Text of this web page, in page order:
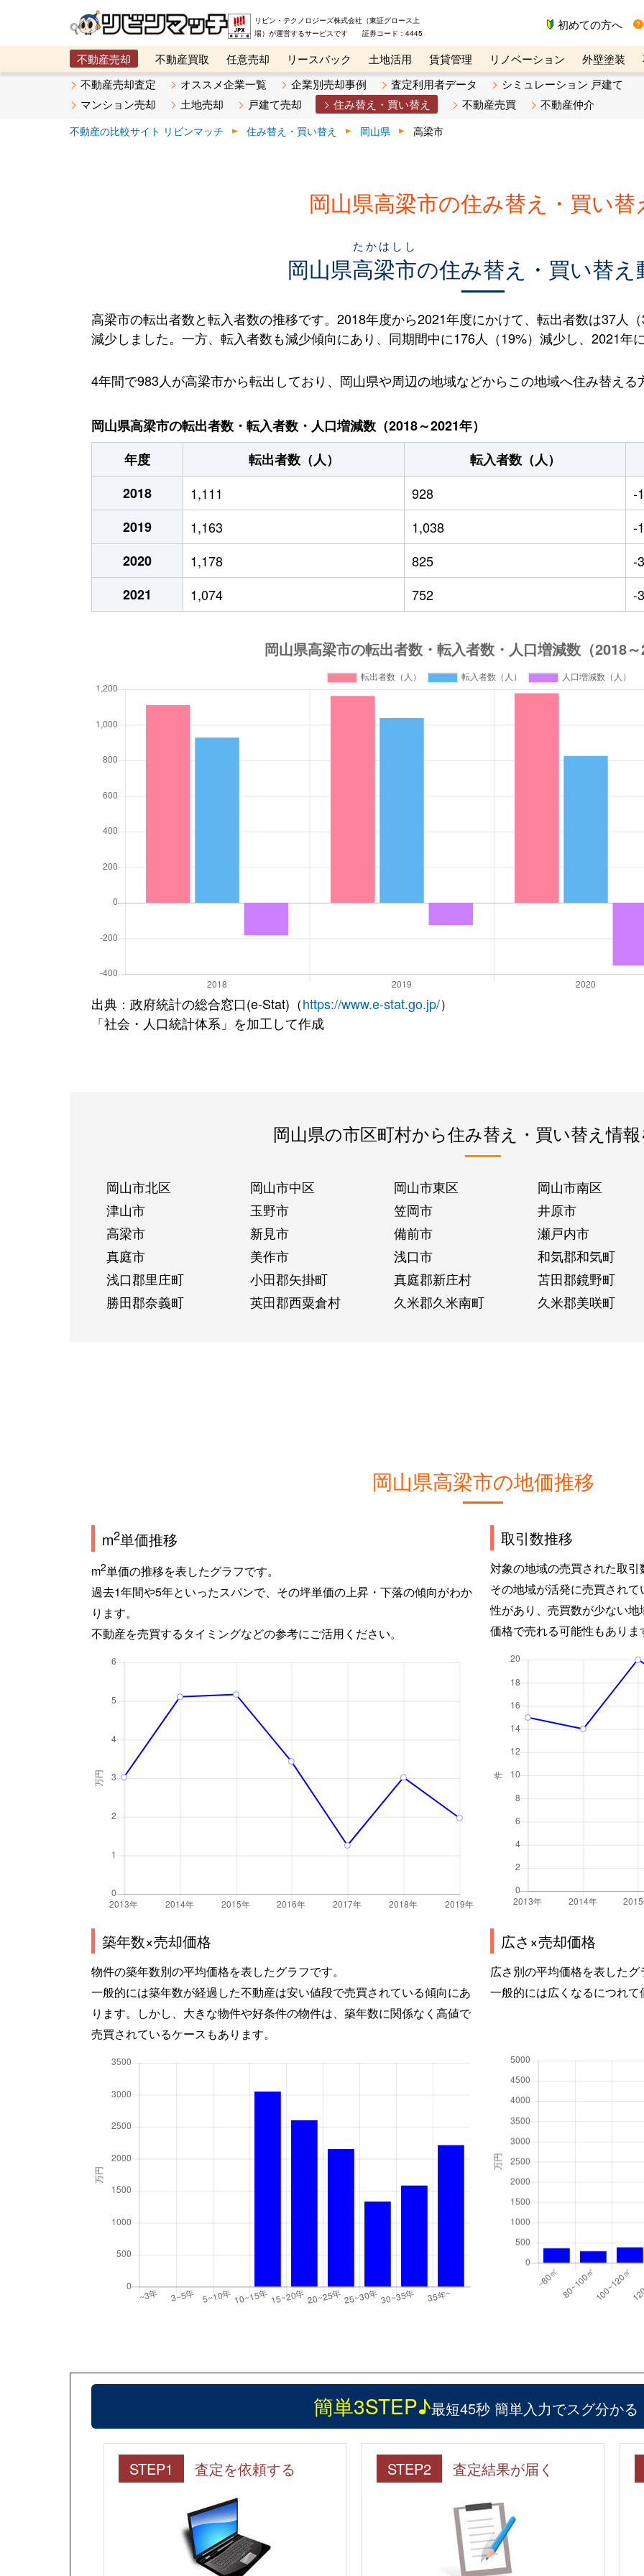
リビン・テクノロジーズ株式会社（東証グロース上
場）が運営するサービスです 証券コード：4445
初めての方へ
不動産売却 不動産買取 任意売却 リースバック 土地活用 賃貸管理 リノベーション 外壁塗装
メタ住宅展示場
ベスト不動産カンパニー オンライン講座 リビンマガジンBiz 不動産売却ご相談デスク
不動産売却査定 オススメ企業一覧 企業別売却事例 査定利用者データ
シミュレーション 戸建て
マンション売却
土地売却 戸建て売却 住み替え・買い替え 不動産売買 不動産仲介
不動産の比較サイト リビンマッチ 住み替え・買い替え 岡山県 高梁市
岡山県高梁市の住み替え・買い替
岡山県高梁市
たかはしし
の住み替え・買い替え
高梁市の転出者数と転入者数の推移です。2018年度から2021年度にかけて、転出者数は37人
減少しました。一方、転入者数も減少傾向にあり、同期間中に176人（19%）減少し、2021年
4年間で983人が高梁市から転出しており、岡山県や周辺の地域などからこの地域へ住み替え
岡山県高梁市の転出者数・転入者数・人口増減数（2018～2021年）
年度
転出者数（人）
転入者数（人）
2018
1,111 928
-
2019
1,163 1,038
-
2020
1,178 825
-
2021
1,074 752 -
出典：政府統計の総合窓口(e-Stat)（https://www.e-stat.go.jp/）
「社会・人口統計体系」を加工して作成
岡山県の市区町村から住み替え・買い替え情
岡山市北区 岡山市中区 岡山市東区
岡山市南区
津山市
玉野市 笠岡市
井原市
高梁市
新見市 備前市
瀬戸内市
真庭市
美作市 浅口市
和気郡和気町
浅口郡里庄町
小田郡矢掛町 真庭郡新庄村
苫田郡鏡野町
勝田郡奈義町
英田郡西粟倉村 久米郡久米南町 久米郡美咲町
岡山県高梁市の地価推移
m2単価推移
m2単価の推移を表したグラフです。
過去1年間や5年といったスパンで、その坪単価の上昇・下落の傾向がわか
ります。
不動産を売買するタイミングなどの参考にご活用ください。
取引数推移
対象の地域の売買された取
その地域が活発に売買され
性があり、売買数が少ない
価格で売れる可能性もありま
築年数×売却価格
物件の築年数別の平均価格を表したグラフです。
一般的には築年数が経過した不動産は安い値段で売買されている傾向にあ
ります。しかし、大きな物件や好条件の物件は、築年数に関係なく高値で
売買されているケースもあります。
広さ×売却価格
広さ別の平均価格を表した
一般的には広くなるにつれ
簡単3STEP♪最短45秒 簡単入力でスグ分かる
STEP1 査定を依頼する STEP2 査定結果が届く